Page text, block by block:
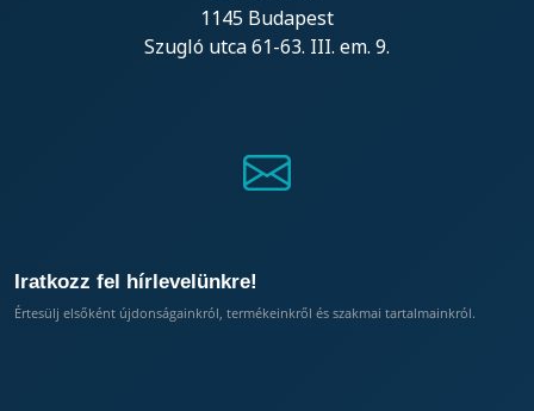
1145 Budapest
Szugló utca 61-63. III. em. 9.
Iratkozz fel hírlevelünkre!
Értesülj elsőként újdonságainkról, termékeinkről és szakmai tartalmainkról.